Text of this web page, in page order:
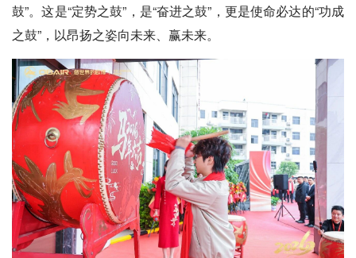
鼓”。这是“定势之鼓”，是“奋进之鼓”，更是使命必达的“功成
之鼓”，以昂扬之姿向未来、赢未来。